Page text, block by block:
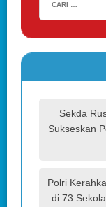
Sekda
Sukseskan
Polri
di 73